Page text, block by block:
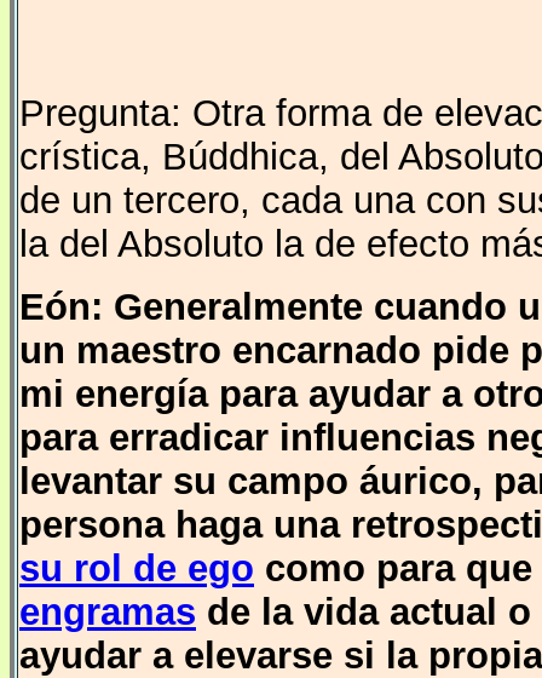
Pregunta: Otra forma de
crística, Búddhica, del
de un tercero, cada una con
la del Absoluto la de efecto
Eón: Generalmente cuando
un maestro encarnado pide
mi energía para ayudar a
para erradicar influencias
levantar su campo áurico,
persona haga una
su rol de ego como para
engramas de la vida actual
ayudar a elevarse si la